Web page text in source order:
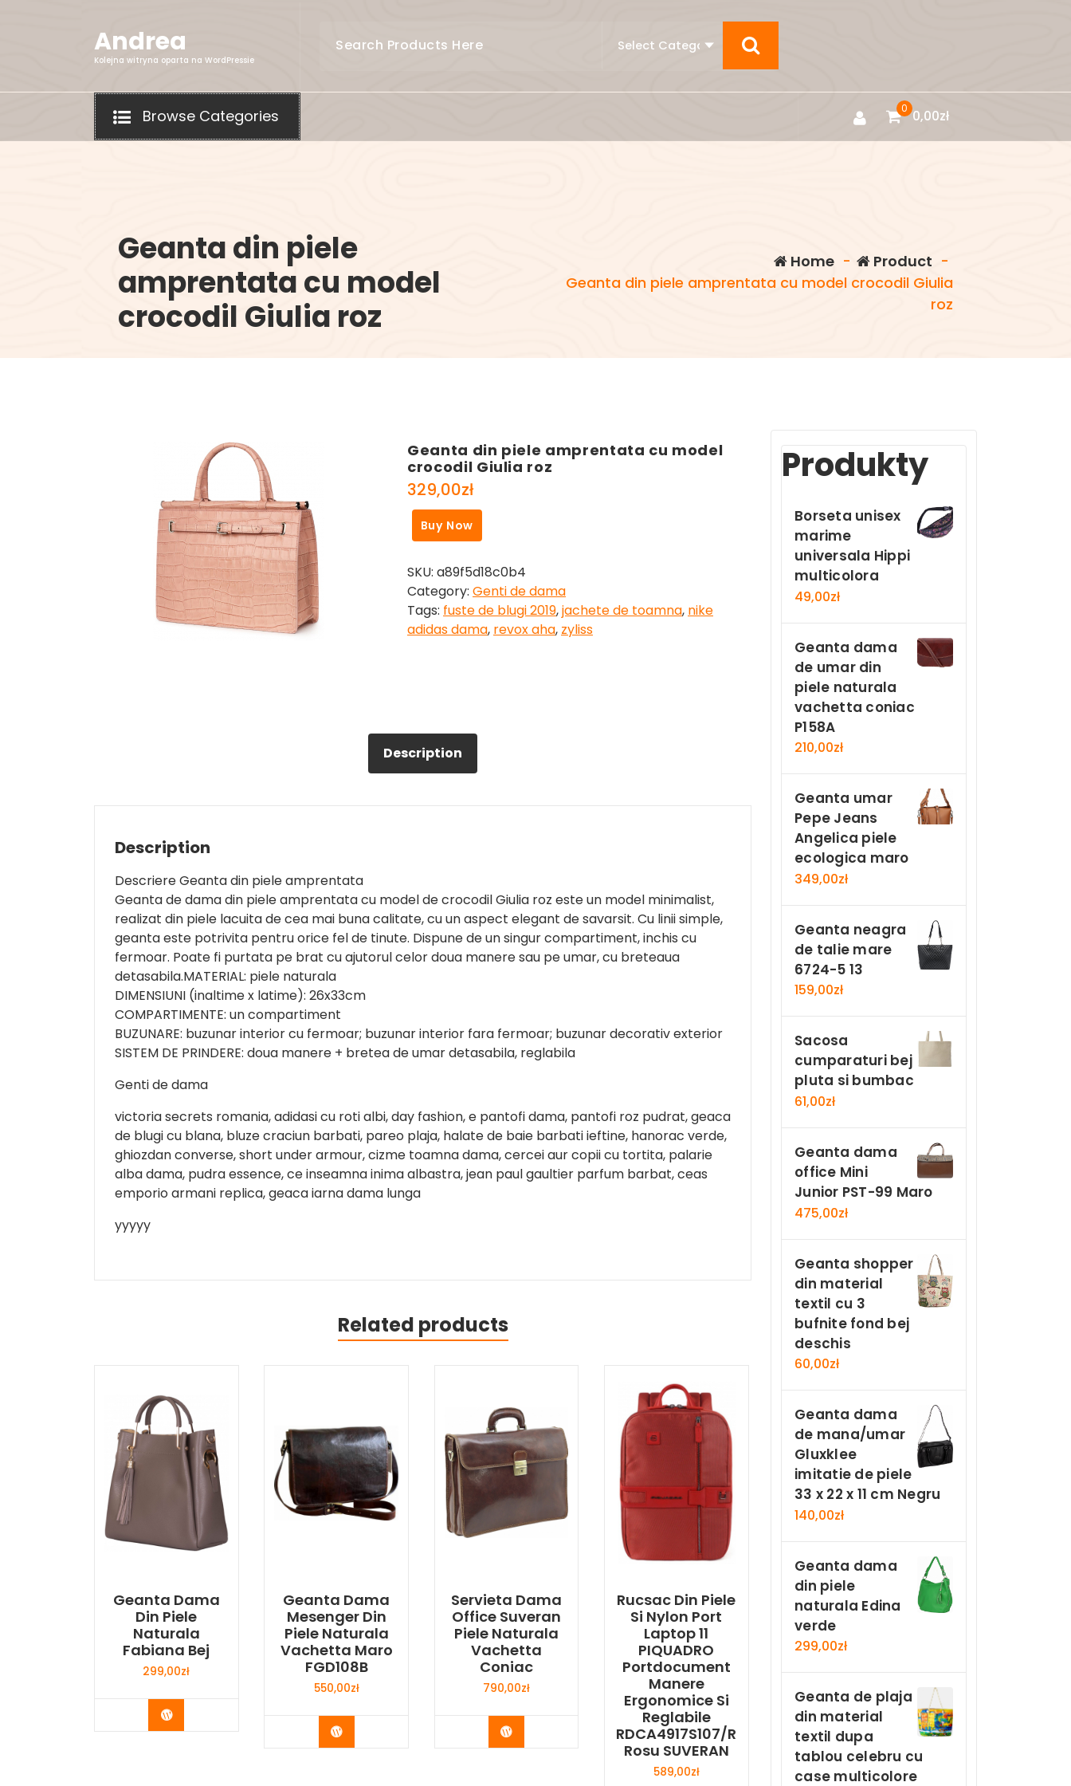
Andrea
Kolejna witryna oparta na WordPressie
Browse Categories 0 0,00zł
Geanta din piele
amprentata cu model
crocodil Giulia roz
Home - Product -
Geanta din piele amprentata cu model crocodil Giulia
roz
Geanta din piele amprentata cu model
crocodil Giulia roz
329,00zł
Buy Now
SKU: a89f5d18c0b4
Category: Genti de dama
Tags: fuste de blugi 2019,jachete de toamna, nike
adidas dama, revox aha, zyliss
Description
Description
Descriere Geanta din piele amprentata
Geanta de dama din piele amprentata cu model de crocodil Giulia roz este un model minimalist,
realizat din piele lacuita de cea mai buna calitate, cu un aspect elegant de savarsit. Cu linii simple,
geanta este potrivita pentru orice fel de tinute. Dispune de un singur compartiment, inchis cu
fermoar. Poate fi purtata pe brat cu ajutorul celor doua manere sau pe umar, cu breteaua
detasabila.MATERIAL: piele naturala
DIMENSIUNI (inaltime x latime): 26x33cm
COMPARTIMENTE: un compartiment
BUZUNARE: buzunar interior cu fermoar; buzunar interior fara fermoar; buzunar decorativ exterior
SISTEM DE PRINDERE: doua manere + bretea de umar detasabila, reglabila
Genti de dama
victoria secrets romania, adidasi cu roti albi, day fashion, e pantofi dama, pantofi roz pudrat, geaca
de blugi cu blana, bluze craciun barbati, pareo plaja, halate de baie barbati ieftine, hanorac verde,
ghiozdan converse, short under armour, cizme toamna dama, cercei aur copii cu tortita, palarie
alba dama, pudra essence, ce inseamna inima albastra, jean paul gaultier parfum barbat, ceas
emporio armani replica, geaca iarna dama lunga
yyyyy
Related products
Geanta Dama
Din Piele
Naturala
Fabiana Bej
299,00zł
Buy Now
Geanta Dama
Mesenger Din
Piele Naturala
Vachetta Maro
FGD108B
550,00zł
Buy Now
Servieta Dama
Office Suveran
Piele Naturala
Vachetta
Coniac
790,00zł
Buy Now
Rucsac Din Piele
Si Nylon Port
Laptop 11
PIQUADRO
Portdocument
Manere
Ergonomice Si
Reglabile
RDCA4917S107/R
Rosu SUVERAN
589,00zł
Produkty
Borseta unisex
marime
universala Hippi
multicolora
49,00zł
Geanta dama
de umar din
piele naturala
vachetta coniac
P158A
210,00zł
Geanta umar
Pepe Jeans
Angelica piele
ecologica maro
349,00zł
Geanta neagra
de talie mare
6724-5 13
159,00zł
Sacosa
cumparaturi bej
pluta si bumbac
61,00zł
Geanta dama
office Mini
Junior PST-99 Maro
475,00zł
Geanta shopper
din material
textil cu 3
bufnite fond bej
deschis
60,00zł
Geanta dama
de mana/umar
Gluxklee
imitatie de piele
33 x 22 x 11 cm Negru
140,00zł
Geanta dama
din piele
naturala Edina
verde
299,00zł
Geanta de plaja
din material
textil dupa
tablou celebru cu
case multicolore